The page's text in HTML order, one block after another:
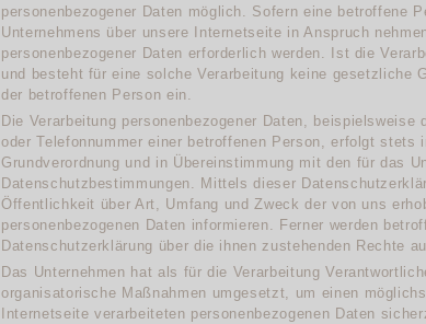
personenbezogener Daten möglich. Sofern eine betroffene
Unternehmens über unsere Internetseite in Anspruch
personenbezogener Daten erforderlich werden. Ist die
und besteht für eine solche Verarbeitung keine gesetzliche
der betroffenen Person ein.
Die Verarbeitung personenbezogener Daten,
oder Telefonnummer einer betroffenen Person, erfolgt stets
Grundverordnung und in Übereinstimmung mit den für das
Datenschutzbestimmungen. Mittels dieser
Öffentlichkeit über Art, Umfang und Zweck der von uns
personenbezogenen Daten informieren. Ferner werden
Datenschutzerklärung über die ihnen zustehenden Rechte
Das Unternehmen hat als für die Verarbeitung
organisatorische Maßnahmen umgesetzt, um einen
Internetseite verarbeiteten personenbezogenen Daten